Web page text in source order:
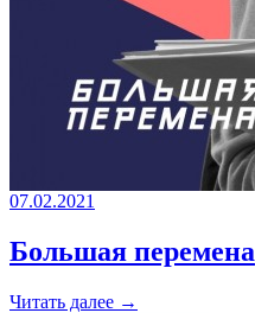
07.02.2021
Большая перемена
Читать далее →